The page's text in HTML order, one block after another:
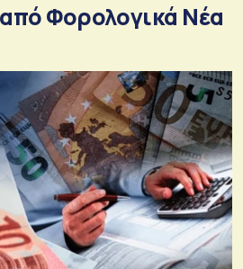
Φορολογικά Νέα